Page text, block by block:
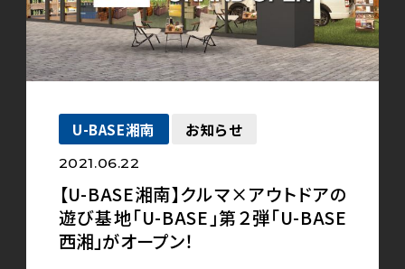
U-BASE湘南 お知らせ
2021.06.22
【U-BASE湘南】クルマ×アウトドアの
遊び基地「U-BASE」第２弾「U-BASE
西湘」がオープン！